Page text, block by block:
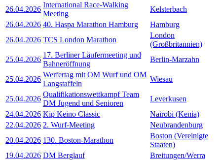
26.04.2026
International Race-Walking
Meeting
Kelsterbach
26.04.2026 40. Haspa Marathon Hamburg
Hamburg
26.04.2026 TCS London Marathon
London
(Großbritannien)
25.04.2026
17. Berliner Läufermeeting und
Bahneröffnung
Berlin-Marzahn
25.04.2026
Werfertag mit OM Wurf und OM
Langstaffeln
Wiesau
25.04.2026
Qualifikationswettkampf Team
DM Jugend und Senioren
Leverkusen
24.04.2026 Kip Keino Classic
Nairobi (Kenia)
22.04.2026 2. Wurf-Meeting
Neubrandenburg
20.04.2026 130. Boston-Marathon
Boston (Vereinigte
Staaten)
19.04.2026 DM Berglauf
Breitungen/Werra